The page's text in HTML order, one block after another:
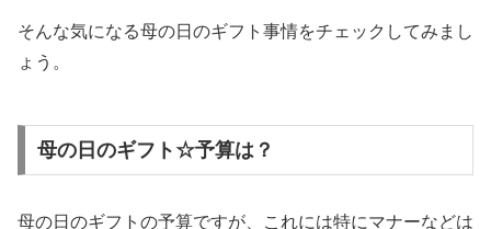
そんな気になる母の日のギフト事情をチェックしてみまし
ょう。
母の日のギフト☆予算は？
母の日のギフトの予算ですが、これには特にマナーなどは